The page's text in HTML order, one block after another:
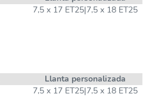
7,5 x 17 ET25|7,5 x 18 ET25
Llanta personalizada
7,5 x 17 ET25|7,5 x 18 ET25